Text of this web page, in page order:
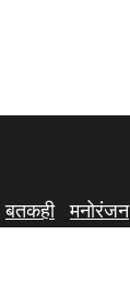
बतकही मनोरंजन